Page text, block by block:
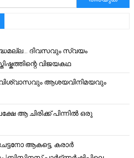
ദിവസവും സ്വയം
വിജയകഥ
ആശയവിനിമയവും
ആ ചിരിക്ക് പിന്നിൽ ഒരു
ആകട്ടെ, കരാർ